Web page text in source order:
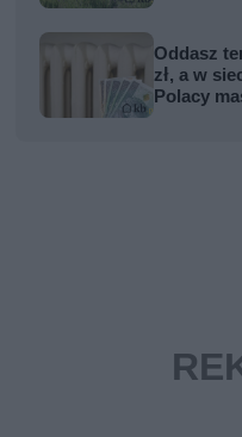
Oddasz
zł, a w
Polacy